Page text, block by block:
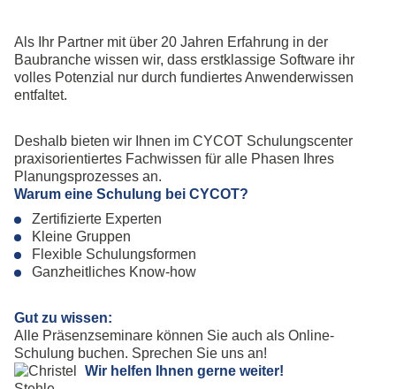
Als Ihr Partner mit über 20 Jahren Erfahrung in der
Baubranche wissen wir, dass erstklassige Software ihr
volles Potenzial nur durch fundiertes Anwenderwissen
entfaltet.
Deshalb bieten wir Ihnen im CYCOT Schulungscenter
praxisorientiertes Fachwissen für alle Phasen Ihres
Planungsprozesses an.
Warum eine Schulung bei CYCOT?
Zertifizierte Experten
Kleine Gruppen
Flexible Schulungsformen
Ganzheitliches Know-how
Gut zu wissen:
Alle Präsenzseminare können Sie auch als Online-
Schulung buchen. Sprechen Sie uns an!
Wir helfen Ihnen gerne weiter!